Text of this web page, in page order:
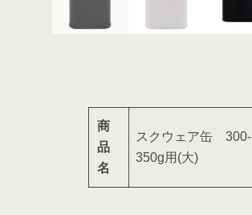
商
品
名
スクウェア缶 300-
350g用(大)